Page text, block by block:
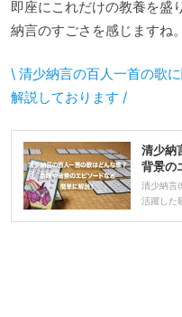
即座にこれだけの教養を盛
納言のすごさを感じますね。
\ 清少納言の百人一首の歌
解説しております /
清少納
背景の
清少納言
活躍した